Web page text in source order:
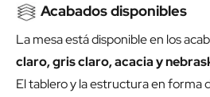
Acabados disponibles
La mesa está disponible en los
claro, gris claro, acacia y
El tablero y la estructura en forma